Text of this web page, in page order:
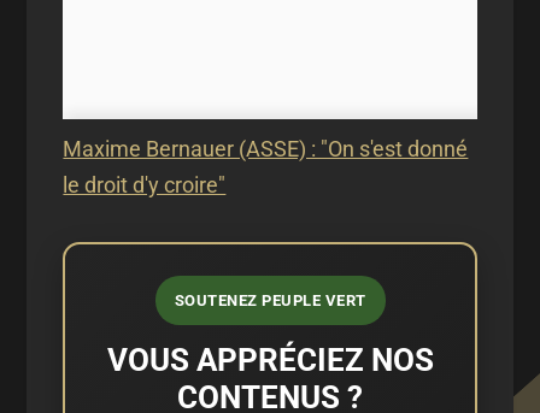
Maxime Bernauer (ASSE) : "On s'est donné
le droit d'y croire"
SOUTENEZ PEUPLE VERT
VOUS APPRÉCIEZ NOS
CONTENUS ?